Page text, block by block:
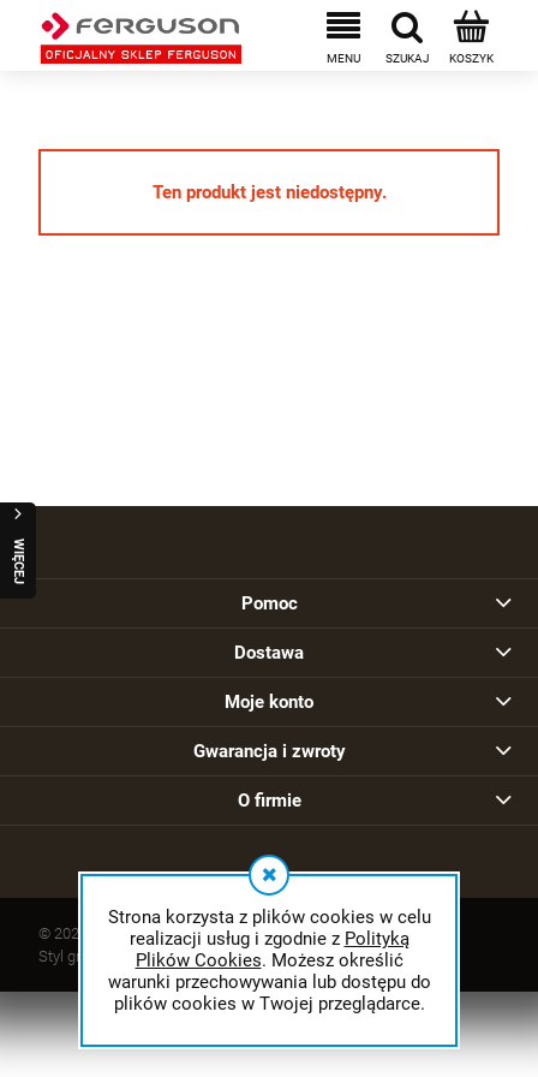
Strona korzysta z plików cookies w celu
realizacji usług i zgodnie z Polityką
Plików Cookies. Możesz określić
warunki przechowywania lub dostępu do
plików cookies w Twojej przeglądarce.
Czujnik czadu tlenku węgla CO FS2CO-
Najniższa cena: 219,00 zł
szt.
DO KOSZYKA
W
I
Ę
C
E
J
R
A
Q
U
O
Ten produkt jest niedostępny.
Pomoc
Dostawa
Moje konto
Gwarancja i zwroty
O firmie
© 2026 sklep.ferguson.pl. Wszelkie prawa zastrzeżone.
Styl graficzny ShopGadget.pl
Sklep internetowy Shoper.pl